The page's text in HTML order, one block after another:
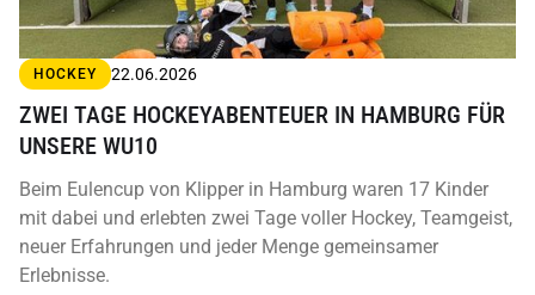
HOCKEY 22.06.2026
ZWEI TAGE HOCKEYABENTEUER IN HAMBURG FÜR
UNSERE WU10
Beim Eulencup von Klipper in Hamburg waren 17 Kinder
mit dabei und erlebten zwei Tage voller Hockey, Teamgeist,
neuer Erfahrungen und jeder Menge gemeinsamer
Erlebnisse.